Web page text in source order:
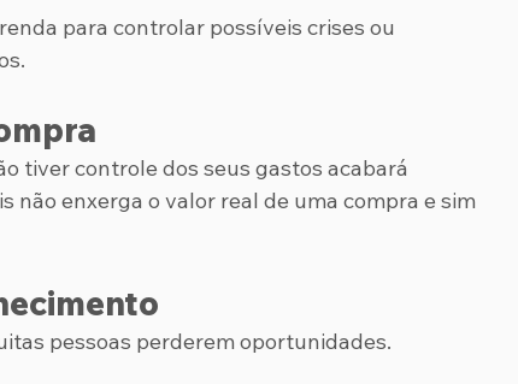
para controlar possíveis crises ou
tiver controle dos seus gastos acabará
não enxerga o valor real de uma compra e sim
pessoas perderem oportunidades.